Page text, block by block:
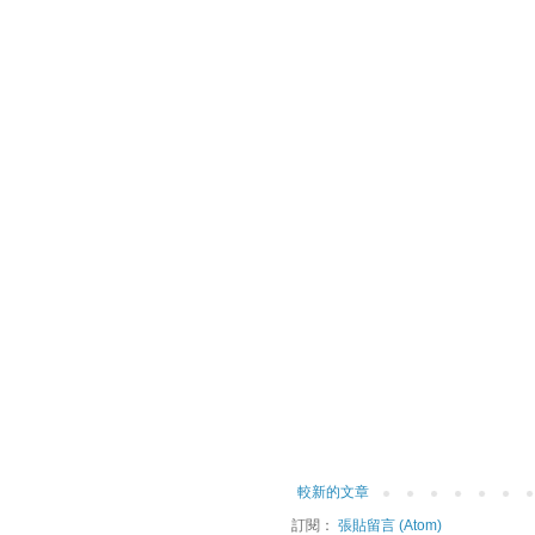
較新的文章
訂閱： 張貼留言 (Atom)